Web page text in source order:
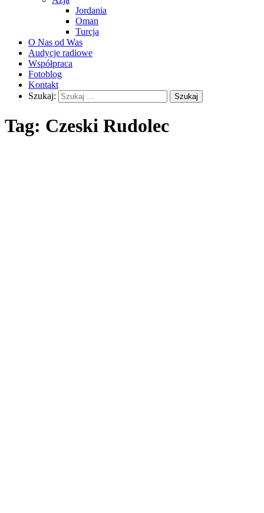
Jordania
Oman
Turcja
O Nas od Was
Audycje radiowe
Współpraca
Fotoblog
Kontakt
Szukaj:
Tag: Czeski Rudolec